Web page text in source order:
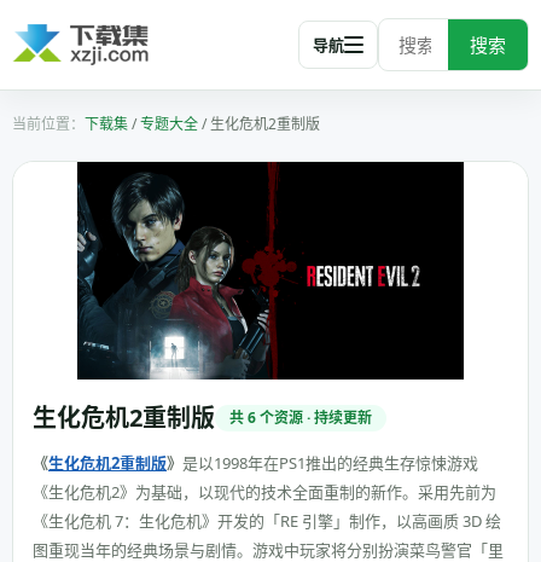
搜索
导航
下载集/专题大全/生化危机2重制版
生化危机2重制版 共 6 个资源 · 持续更新
《生化危机2重制版》 是以1998年在PS1推出的经典生存惊悚游戏
《生化危机2》为基础，以现代的技术全面重制的新作。采用先前为
《生化危机 7：生化危机》开发的「RE 引擎」制作，以高画质 3D 绘
图重现当年的经典场景与剧情。游戏中玩家将分别扮演菜鸟警官「里